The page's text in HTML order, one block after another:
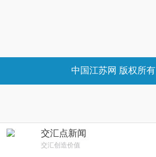
交汇点新闻
交汇创造价值
中国江苏网 版权所有